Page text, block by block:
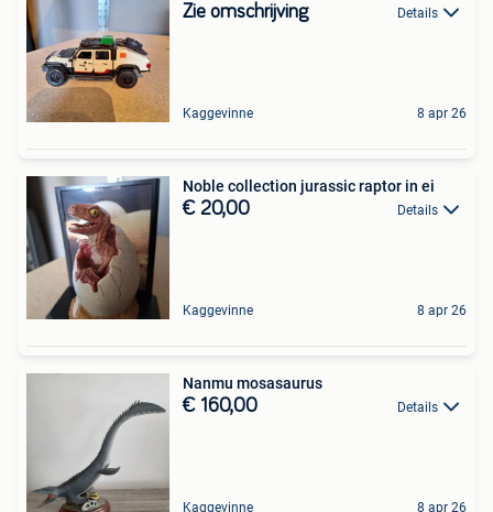
Zie omschrijving Details
Kaggevinne 8 apr 26
Noble collection jurassic raptor in ei
€ 20,00 Details
Kaggevinne 8 apr 26
Nanmu mosasaurus
€ 160,00 Details
Kaggevinne 8 apr 26